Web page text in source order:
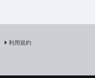
利用規約